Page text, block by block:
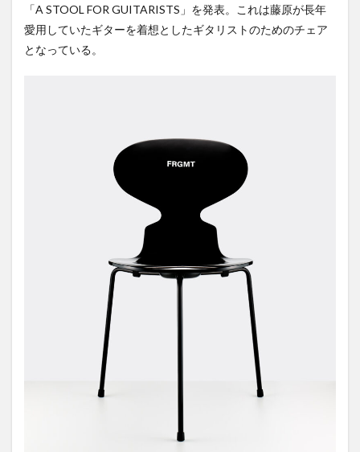
「A STOOL FOR GUITARISTS」を発表。これは藤原が長年
愛用していたギターを着想としたギタリストのためのチェア
となっている。